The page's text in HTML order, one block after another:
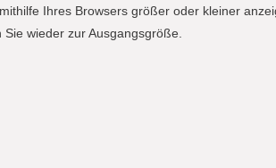
Ihres Browsers größer oder kleiner
wieder zur Ausgangsgröße.